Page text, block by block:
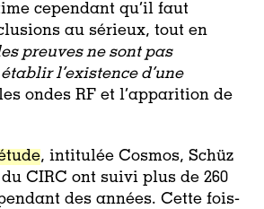
cependant qu’il faut
au sérieux, tout en
preuves ne sont pas
l’existence d’une
ondes RF et l’apparition de
, intitulée Cosmos, Schüz
CIRC ont suivi plus de 260
des années. Cette fois-